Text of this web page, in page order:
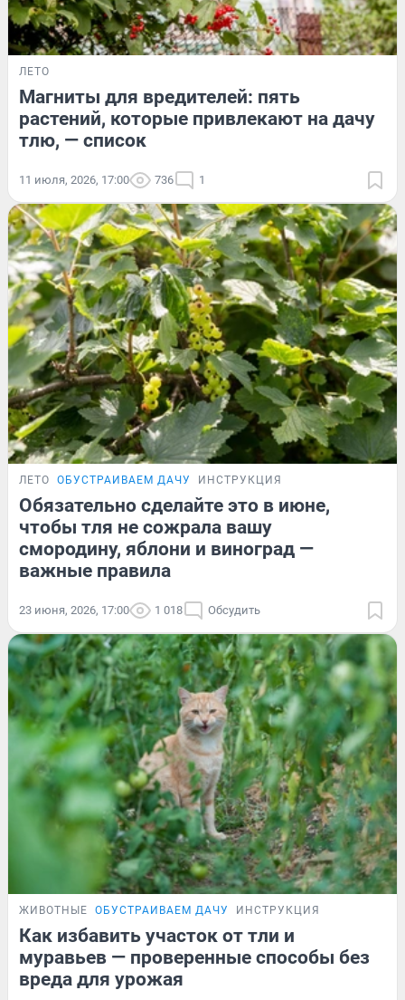
ЛЕТО
Магниты для вредителей: пять
растений, которые привлекают на дачу
тлю, — список
11 июля, 2026, 17:00 736 1
ЛЕТО ОБУСТРАИВАЕМ ДАЧУ ИНСТРУКЦИЯ
Обязательно сделайте это в июне,
чтобы тля не сожрала вашу
смородину, яблони и виноград —
важные правила
23 июня, 2026, 17:00 1 018 Обсудить
ЖИВОТНЫЕ ОБУСТРАИВАЕМ ДАЧУ ИНСТРУКЦИЯ
Как избавить участок от тли и
муравьев — проверенные способы без
вреда для урожая